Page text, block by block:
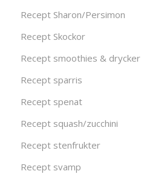
Recept Sharon/Persimon
Recept Skockor
Recept smoothies & drycker
Recept sparris
Recept spenat
Recept squash/zucchini
Recept stenfrukter
Recept svamp